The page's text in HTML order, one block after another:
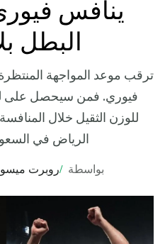
ينافس
البطل
ترقب موعد المواجهة
فيوري. فمن سيحصل على
للوزن الثقيل خلال
الرياض في
بواسطة /روبرت